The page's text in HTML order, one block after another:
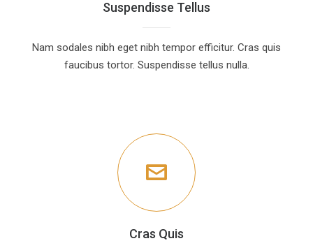
Suspendisse Tellus
Nam sodales nibh eget nibh tempor efficitur. Cras quis
faucibus tortor. Suspendisse tellus nulla.
Cras Quis